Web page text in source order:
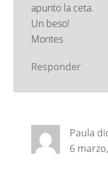
apunto la ceta.
Un beso!
Montes
Responder
Paula
6